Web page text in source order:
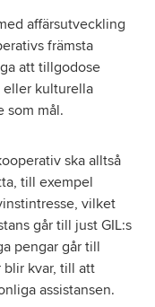
affärsutveckling
främsta
att tillgodose
eller kulturella
som mål.
ska alltså
till exempel
vilket
går till just GIL:s
pengar går till
kvar, till att
assistansen.